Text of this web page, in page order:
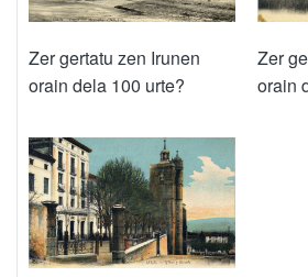
Zer gertatu zen Irunen
orain dela 100 urte?
Zer
orain